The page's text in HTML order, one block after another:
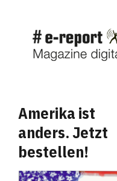
Amerika ist
anders. Jetzt
bestellen!